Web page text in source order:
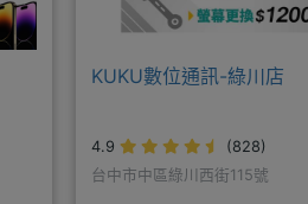
KUKU數位通訊-綠川店
4.9
(828)
台中市中區綠川西街115號